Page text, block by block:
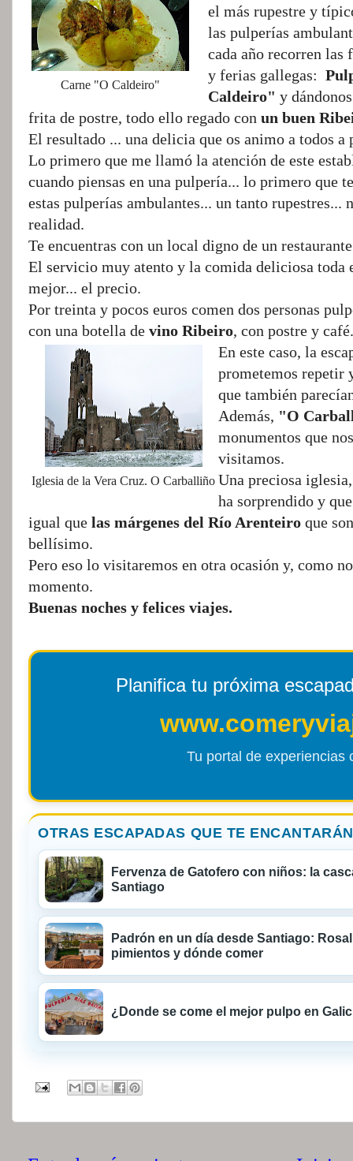
Carne "O Caldeiro"
el más rupestre y
las pulperías
cada año recorren las
y ferias gallegas:
Caldeiro" y
frita de postre, todo ello regado con un buen
El resultado ... una delicia que os animo a todos a
Lo primero que me llamó la atención de este
cuando piensas en una pulpería... lo primero que
estas pulperías ambulantes... un tanto rupestres...
realidad.
Te encuentras con un local digno de un
El servicio muy atento y la comida deliciosa toda
mejor... el precio.
Por treinta y pocos euros comen dos personas
con una botella de vino Ribeiro, con postre y café.
Iglesia de la Vera Cruz. O Carballiño
En este caso, la
prometemos repetir
que también
Además, "O
monumentos que
visitamos.
Una preciosa
ha sorprendido y
igual que las márgenes del Río Arenteiro que
bellísimo.
Pero eso lo visitaremos en otra ocasión y, como
momento.
Buenas noches y felices viajes.
Planifica tu próxima
Tu portal de experiencias
OTRAS ESCAPADAS QUE TE
Fervenza de Gatofero con niños: la
Santiago
Padrón en un día desde Santiago:
pimientos y dónde comer
¿Donde se come el mejor pulpo en